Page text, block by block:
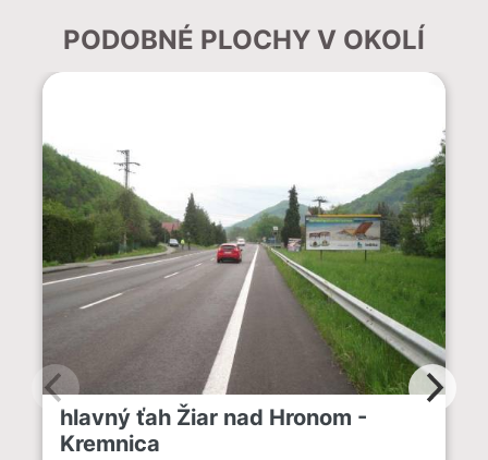
PODOBNÉ PLOCHY V OKOLÍ
hlavný ťah Žiar nad Hronom -
Kremnica